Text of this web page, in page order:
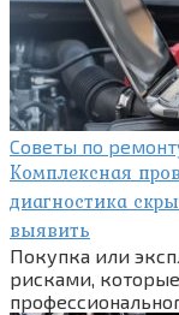
Советы по
Комплексная
диагностика
выявить
Покупка или
рисками,